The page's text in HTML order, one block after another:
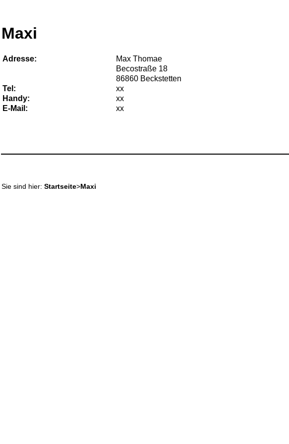
Maxi
Adresse:
Max Thomae
Becostraße 18
86860 Beckstetten
Tel:
xx
Handy:
xx
E-Mail:
xx
Sie sind hier: Startseite>Maxi